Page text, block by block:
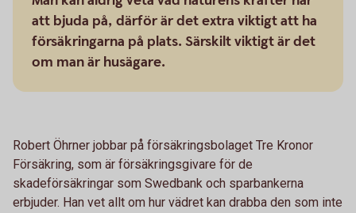
att bjuda på, därför är det extra viktigt att ha
försäkringarna på plats. Särskilt viktigt är det
om man är husägare.
Robert Öhrner jobbar på försäkringsbolaget Tre Kronor
Försäkring, som är försäkringsgivare för de
skadeförsäkringar som Swedbank och sparbankerna
erbjuder. Han vet allt om hur vädret kan drabba den som inte